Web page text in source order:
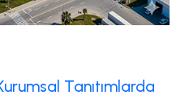
Tanıtımlarda